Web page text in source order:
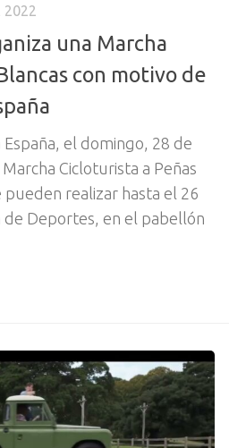
2022
una Marcha
con motivo de
el domingo, 28 de
Cicloturista a Peñas
pueden realizar hasta el 26
de Deportes, en el pabellón